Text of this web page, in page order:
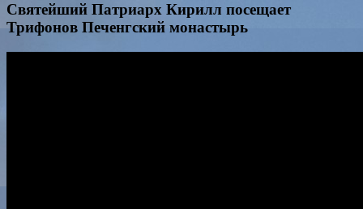
Святейший Патриарх Кирилл посещает
Трифонов Печенгский монастырь